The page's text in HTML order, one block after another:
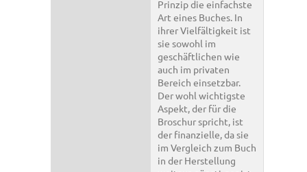
Prinzip die einfachste
Art eines Buches. In
ihrer Vielfältigkeit ist
sie sowohl im
geschäftlichen wie
auch im privaten
Bereich einsetzbar.
Der wohl wichtigste
Aspekt, der für die
Broschur spricht, ist
der finanzielle, da sie
im Vergleich zum Buch
in der Herstellung